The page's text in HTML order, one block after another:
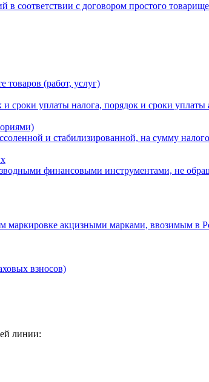
с договором простого
товаров (работ, услуг)
сроки уплаты налога, порядок и сроки
и стабилизированной, на сумму
финансовыми инструментами, не
маркировке акцизными марками, ввозимым в
взносов)
линии: